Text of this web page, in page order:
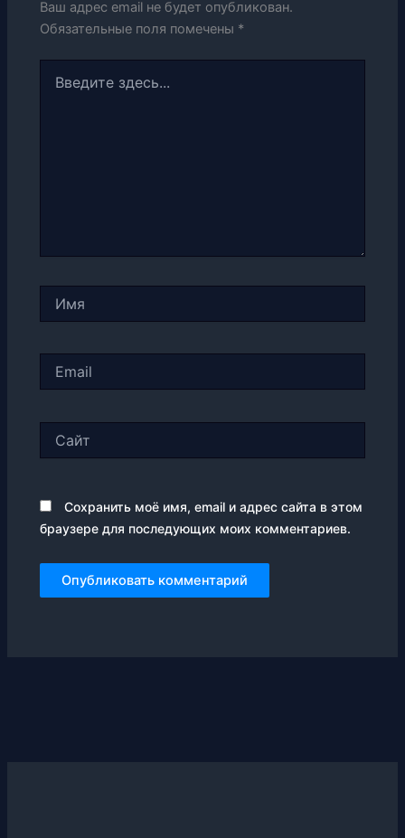
Ваш адрес email не будет опубликован.
Обязательные поля помечены *
здесь...
Сохранить моё имя, email и адрес сайта в этом
браузере для последующих моих комментариев.